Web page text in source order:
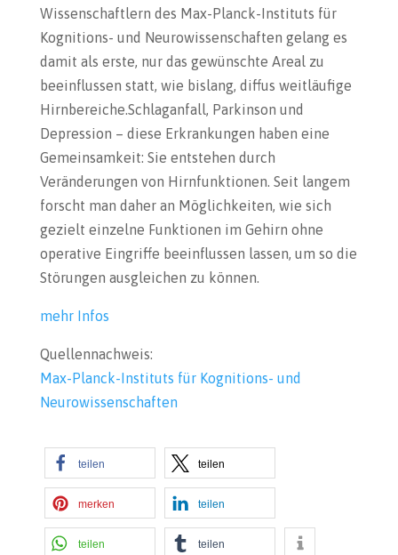
Wissenschaftlern des Max-Planck-Instituts für
Kognitions- und Neurowissenschaften gelang es
damit als erste, nur das gewünschte Areal zu
beeinflussen statt, wie bislang, diffus weitläufige
Hirnbereiche.Schlaganfall, Parkinson und
Depression – diese Erkrankungen haben eine
Gemeinsamkeit: Sie entstehen durch
Veränderungen von Hirnfunktionen. Seit langem
forscht man daher an Möglichkeiten, wie sich
gezielt einzelne Funktionen im Gehirn ohne
operative Eingriffe beeinflussen lassen, um so die
Störungen ausgleichen zu können.
mehr Infos
Quellennachweis:
Max-Planck-Instituts für Kognitions- und
Neurowissenschaften
teilen teilen
merken teilen
teilen teilen